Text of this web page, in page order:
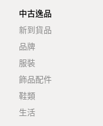
中古逸品
新到貨品
品牌
服裝
飾品配件
鞋類
生活